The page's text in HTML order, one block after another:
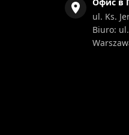
ul. Ks.
Biuro: